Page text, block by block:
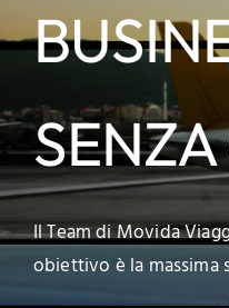
Il Team di Movida
obiettivo è la massima